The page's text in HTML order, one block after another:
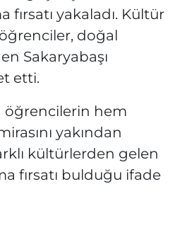
fırsatı yakaladı. Kültür
doğal
Sakaryabaşı
etti.
öğrencilerin hem
yakından
kültürlerden gelen
fırsatı bulduğu ifade